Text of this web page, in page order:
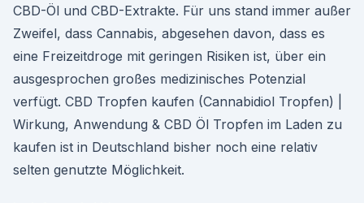
CBD-Öl und CBD-Extrakte. Für uns stand immer außer
Zweifel, dass Cannabis, abgesehen davon, dass es
eine Freizeitdroge mit geringen Risiken ist, über ein
ausgesprochen großes medizinisches Potenzial
verfügt. CBD Tropfen kaufen (Cannabidiol Tropfen) |
Wirkung, Anwendung & CBD Öl Tropfen im Laden zu
kaufen ist in Deutschland bisher noch eine relativ
selten genutzte Möglichkeit.